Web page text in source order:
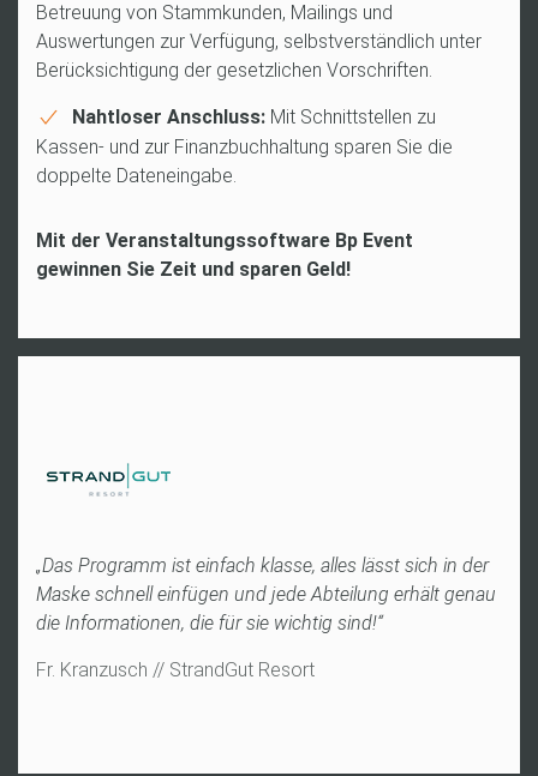
Betreuung von Stammkunden, Mailings und
Auswertungen zur Verfügung, selbstverständlich unter
Berücksichtigung der gesetzlichen Vorschriften.
Nahtloser Anschluss: Mit Schnittstellen zu
Kassen- und zur Finanzbuchhaltung sparen Sie die
doppelte Dateneingabe.
Mit der Veranstaltungssoftware Bp Event
gewinnen Sie Zeit und sparen Geld!
„Das Programm ist einfach klasse, alles lässt sich in der
Maske schnell einfügen und jede Abteilung erhält genau
die Informationen, die für sie wichtig sind!“
Fr. Kranzusch // StrandGut Resort